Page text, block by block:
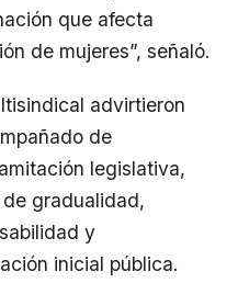
que afecta
de mujeres”, señaló.
advirtieron
de
legislativa,
gradualidad,
y
inicial pública.